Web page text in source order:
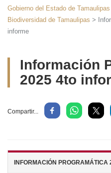
Gobierno del Estado de Tamaulipas
Biodiversidad de Tamaulipas>
informe
Información
2025 4to
Compartir...
INFORMACIÓN